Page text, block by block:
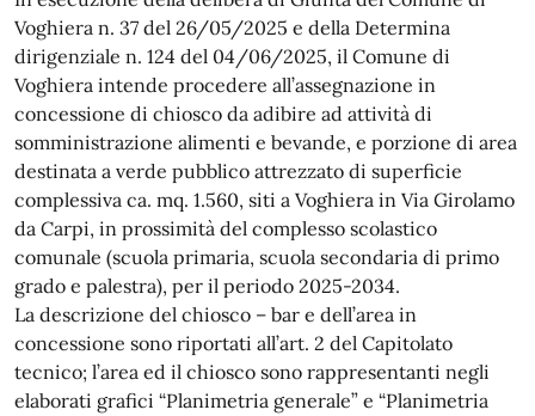
Voghiera n. 37 del 26/05/2025 e della Determina
dirigenziale n. 124 del 04/06/2025, il Comune di
Voghiera intende procedere all’assegnazione in
concessione di chiosco da adibire ad attività di
somministrazione alimenti e bevande, e porzione di area
destinata a verde pubblico attrezzato di superficie
complessiva ca. mq. 1.560, siti a Voghiera in Via Girolamo
da Carpi, in prossimità del complesso scolastico
comunale (scuola primaria, scuola secondaria di primo
grado e palestra), per il periodo 2025-2034.
La descrizione del chiosco – bar e dell’area in
concessione sono riportati all’art. 2 del Capitolato
tecnico; l’area ed il chiosco sono rappresentanti negli
elaborati grafici “Planimetria generale” e “Planimetria